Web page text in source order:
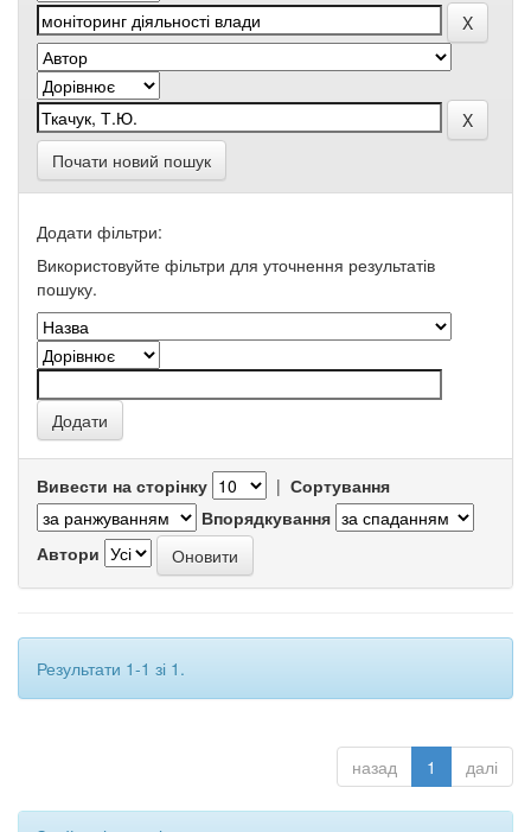
Почати новий пошук
Додати фільтри:
Використовуйте фільтри для уточнення результатів
пошуку.
Вивести на сторінку | Сортування
Впорядкування
Автори
Результати 1-1 зі 1.
назад 1 далі